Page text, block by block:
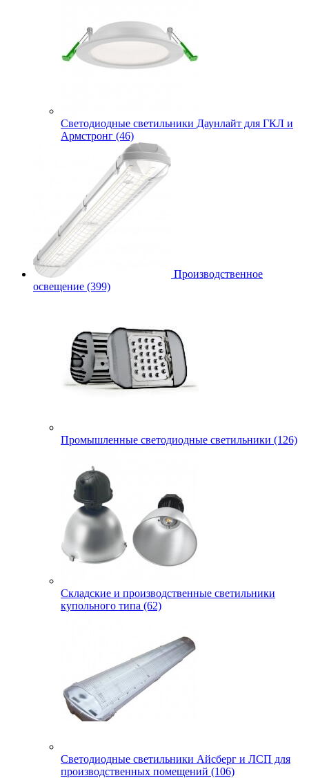
Cветодиодные светильники Даунлайт для ГКЛ и
Армстронг (46)
Производственное
освещение (399)
Промышленные светодиодные светильники (126)
Складские и производственные светильники
купольного типа (62)
Светодиодные светильники Айсберг и ЛСП для
производственных помещений (106)